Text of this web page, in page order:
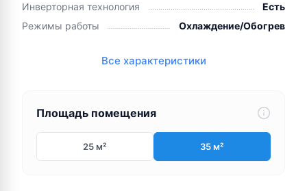
Инверторная технология
Есть
Режимы работы
Охлаждение/Обогрев
Все характеристики
Площадь помещения
25 м² 35 м²